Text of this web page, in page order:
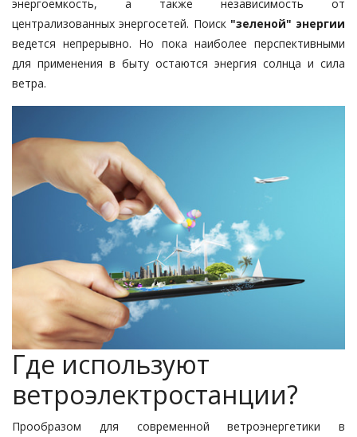
энергоемкость, а также независимость от
централизованных энергосетей. Поиск "зеленой" энергии
ведется непрерывно. Но пока наиболее перспективными
для применения в быту остаются энергия солнца и сила
ветра.
Где используют
ветроэлектростанции?
Прообразом для современной ветроэнергетики в